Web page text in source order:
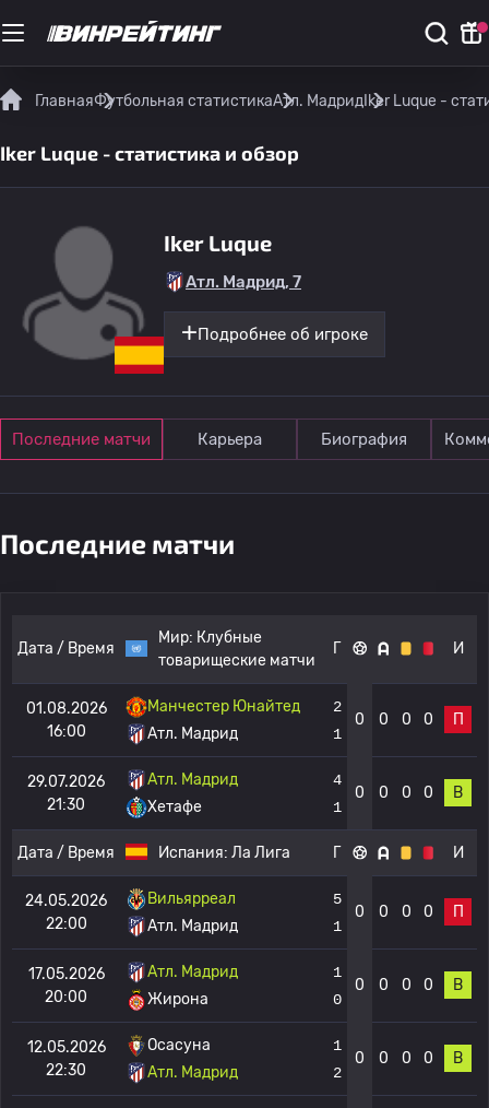
ГлавнаяФутбольная статистикаАтл. Мадрид Iker Luque -
Iker Luque - статистика и обзор
Iker Luque
Атл. Мадрид, 7
Подробнее об игроке
Последние матчи Карьера Биография
Последние матчи
Дата / Время
Мир: Клубные
товарищеские матчи
Г И
01.08.2026
16:00
Манчестер Юнайтед
Атл. Мадрид
2
1
0 0 0 0 П
29.07.2026
21:30
Атл. Мадрид
Хетафе
4
1
0 0 0 0 В
Дата / Время Испания: Ла Лига Г И
24.05.2026
22:00
Вильярреал
Атл. Мадрид
5
1
0 0 0 0 П
17.05.2026
20:00
Атл. Мадрид
Жирона
1
0
0 0 0 0 В
12.05.2026
22:30
Осасуна
Атл. Мадрид
1
2
0 0 0 0 В